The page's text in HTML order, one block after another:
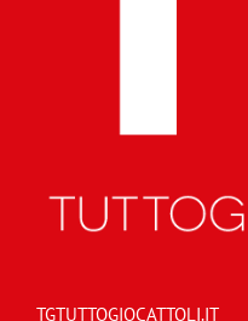
TGTUTTOGIOCATTOLI.IT